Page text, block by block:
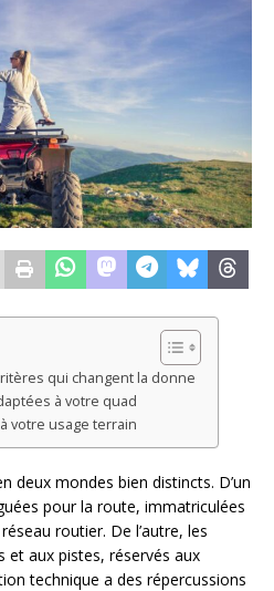
qui changent la donne
à votre quad
votre usage terrain
deux mondes bien distincts. D’un
pour la route, immatriculées
routier. De l’autre, les
et aux pistes, réservés aux
technique a des répercussions